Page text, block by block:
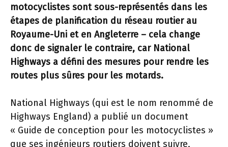
motocyclistes sont sous-représentés dans les
étapes de planification du réseau routier au
Royaume-Uni et en Angleterre – cela change
donc de signaler le contraire, car National
Highways a défini des mesures pour rendre les
routes plus sûres pour les motards.
National Highways (qui est le nom renommé de
Highways England) a publié un document
« Guide de conception pour les motocyclistes »
que ses ingénieurs routiers doivent suivre,